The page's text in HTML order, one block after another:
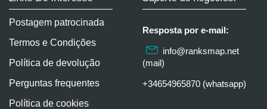
Postagem patrocinada
Termos e Condições
Política de devolução
Perguntas frequentes
Política de cookies
Resposta por e-mail:
info@ranksmap.net
(mail)
+34654965870 (whatsapp)